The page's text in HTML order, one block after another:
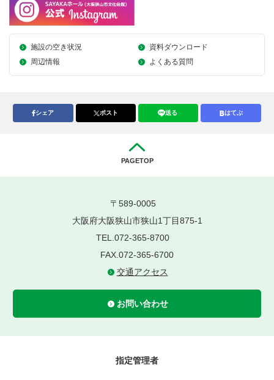
施設の空き状況
資料ダウンロード
周辺情報
よくある質問
シェア ポスト 送る はてぶ
PAGETOP
〒589-0005
大阪府大阪狭山市狭山1丁目875-1
TEL.072-365-8700
FAX.072-365-6700
交通アクセス
お問い合わせ
指定管理者